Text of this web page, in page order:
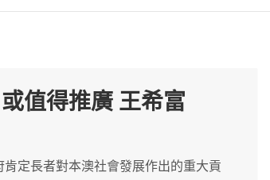
值得推廣 王希富
定長者對本澳社會發展作出的重大貢